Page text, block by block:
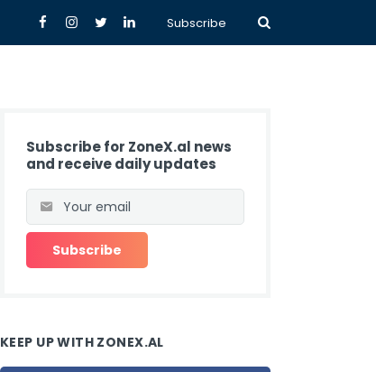
Subscribe
Subscribe for ZoneX.al news
and receive daily updates
KEEP UP WITH ZONEX.AL